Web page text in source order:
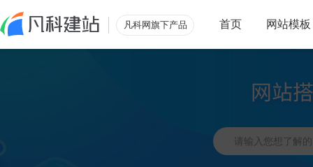
凡科网旗下产品 首页 网站模板